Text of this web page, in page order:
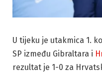
U tijeku je utakmica 1.
SP između Gibraltara i
rezultat je 1-0 za